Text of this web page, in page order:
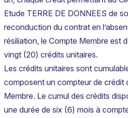
Etude TERRE DE DONNEES de
reconduction du contrat en
résiliation, le Compte Membre est
vingt (20) crédits unitaires.
Les crédits unitaires sont
composent un compteur de crédit
Membre. Le cumul des crédits
une durée de six (6) mois à